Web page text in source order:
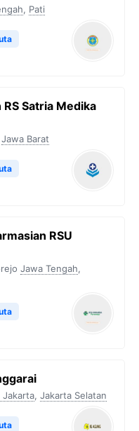
, Pati
Satria Medika
Jawa Barat
RSU
Jawa Tengah,
Jakarta, Jakarta Selatan